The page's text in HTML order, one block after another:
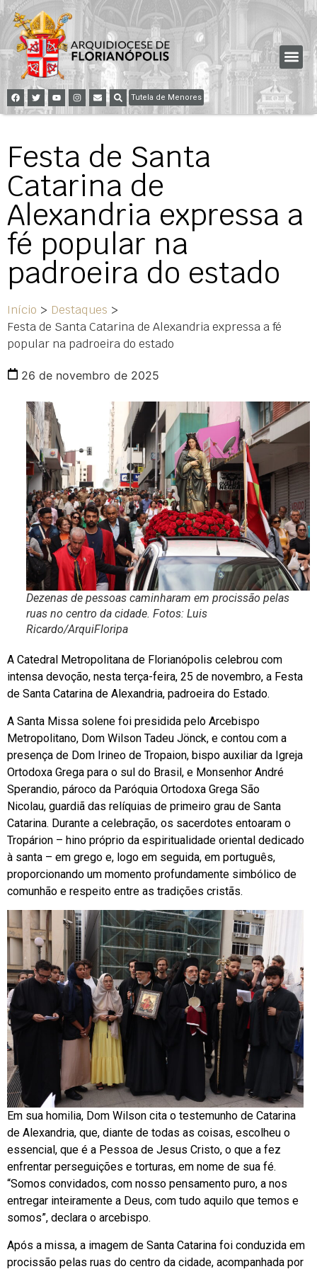
Tutela de Menores
Festa de Santa
Catarina de
Alexandria expressa a
fé popular na
padroeira do estado
Início > Destaques >
Festa de Santa Catarina de Alexandria expressa a fé
popular na padroeira do estado
26 de novembro de 2025
Dezenas de pessoas caminharam em procissão pelas
ruas no centro da cidade. Fotos: Luis
Ricardo/ArquiFloripa
A Catedral Metropolitana de Florianópolis celebrou com
intensa devoção, nesta terça-feira, 25 de novembro, a Festa
de Santa Catarina de Alexandria, padroeira do Estado.
A Santa Missa solene foi presidida pelo Arcebispo
Metropolitano, Dom Wilson Tadeu Jönck, e contou com a
presença de Dom Irineo de Tropaion, bispo auxiliar da Igreja
Ortodoxa Grega para o sul do Brasil, e Monsenhor André
Sperandio, pároco da Paróquia Ortodoxa Grega São
Nicolau, guardiã das relíquias de primeiro grau de Santa
Catarina. Durante a celebração, os sacerdotes entoaram o
Tropárion – hino próprio da espiritualidade oriental dedicado
à santa – em grego e, logo em seguida, em português,
proporcionando um momento profundamente simbólico de
comunhão e respeito entre as tradições cristãs.
Em sua homilia, Dom Wilson cita o testemunho de Catarina
de Alexandria, que, diante de todas as coisas, escolheu o
essencial, que é a Pessoa de Jesus Cristo, o que a fez
enfrentar perseguições e torturas, em nome de sua fé.
“Somos convidados, com nosso pensamento puro, a nos
entregar inteiramente a Deus, com tudo aquilo que temos e
somos”, declara o arcebispo.
Após a missa, a imagem de Santa Catarina foi conduzida em
procissão pelas ruas do centro da cidade, acompanhada por